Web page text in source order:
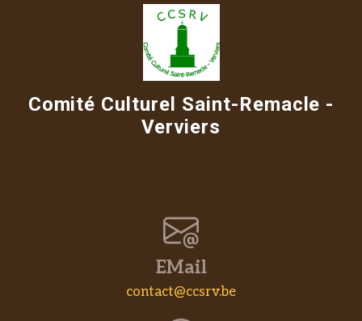
Comité Culturel Saint-Remacle -
Verviers
EMail
contact@ccsrv.be